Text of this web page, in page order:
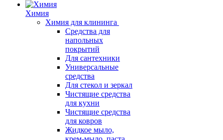
Химия
Химия для клининга
Средства для
напольных
покрытий
Для сантехники
Универсальные
средства
Для стекол и зеркал
Чистящие средства
для кухни
Чистящие средства
для ковров
Жидкое мыло,